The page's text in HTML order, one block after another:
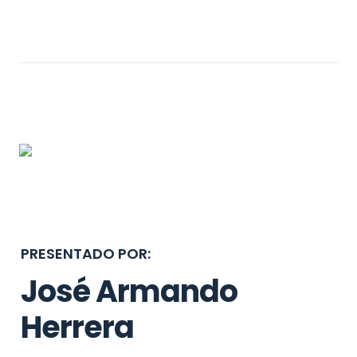
PRESENTADO POR:
José Armando
Herrera